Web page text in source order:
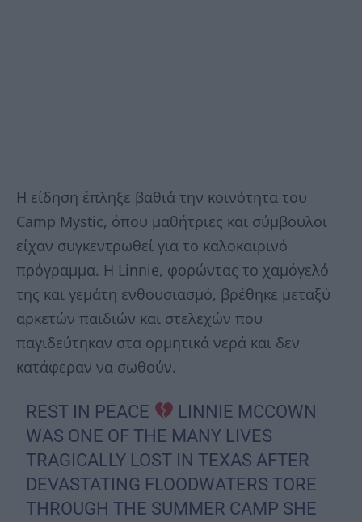
Η είδηση έπληξε βαθιά την κοινότητα του
Camp Mystic, όπου μαθήτριες και σύμβουλοι
είχαν συγκεντρωθεί για το καλοκαιρινό
πρόγραμμα. Η Linnie, φορώντας το χαμόγελό
της και γεμάτη ενθουσιασμό, βρέθηκε μεταξύ
αρκετών παιδιών και στελεχών που
παγιδεύτηκαν στα ορμητικά νερά και δεν
κατάφεραν να σωθούν.
REST IN PEACE
LINNIE MCCOWN
WAS ONE OF THE MANY LIVES
TRAGICALLY LOST IN TEXAS AFTER
DEVASTATING FLOODWATERS TORE
THROUGH THE SUMMER CAMP SHE